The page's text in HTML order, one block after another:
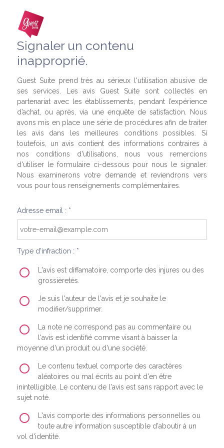
Signaler un contenu
inapproprié.
Guest Suite prend très au sérieux l'utilisation abusive de
ses services. Les avis Guest Suite sont collectés en
partenariat avec les établissements, pendant l’expérience
d’achat, ou après, via une enquête de satisfaction. Nous
avons mis en place une série de procédures afin de traiter
les avis dans les meilleures conditions possibles. Si
toutefois, un avis contient des informations contraires à
nos conditions d'utilisations, nous vous remercions
d'utiliser le formulaire ci-dessous pour nous le signaler.
Nous examinerons votre demande et reviendrons vers
vous pour tous renseignements complémentaires.
Adresse email : *
Type d'infraction : *
L'avis est diffamatoire, comporte des injures ou des
grossièretés.
Je suis l'auteur de l'avis et je souhaite le
modifier/supprimer.
La note ne correspond pas au commentaire ou
l'avis est identifié comme visant à baisser la
moyenne d'un produit ou d'une société.
Le contenu textuel comporte des caractères
aléatoires ou mal écrits au point d'en être
inintelligible. Le contenu de l'avis est sans rapport avec le
sujet noté.
L'avis comporte des informations personnelles ou
toute autre information susceptible d'aboutir à un
vol d'identité.